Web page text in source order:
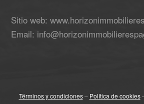
Sitio web:
Email:
Términos y condiciones– Política de cookies